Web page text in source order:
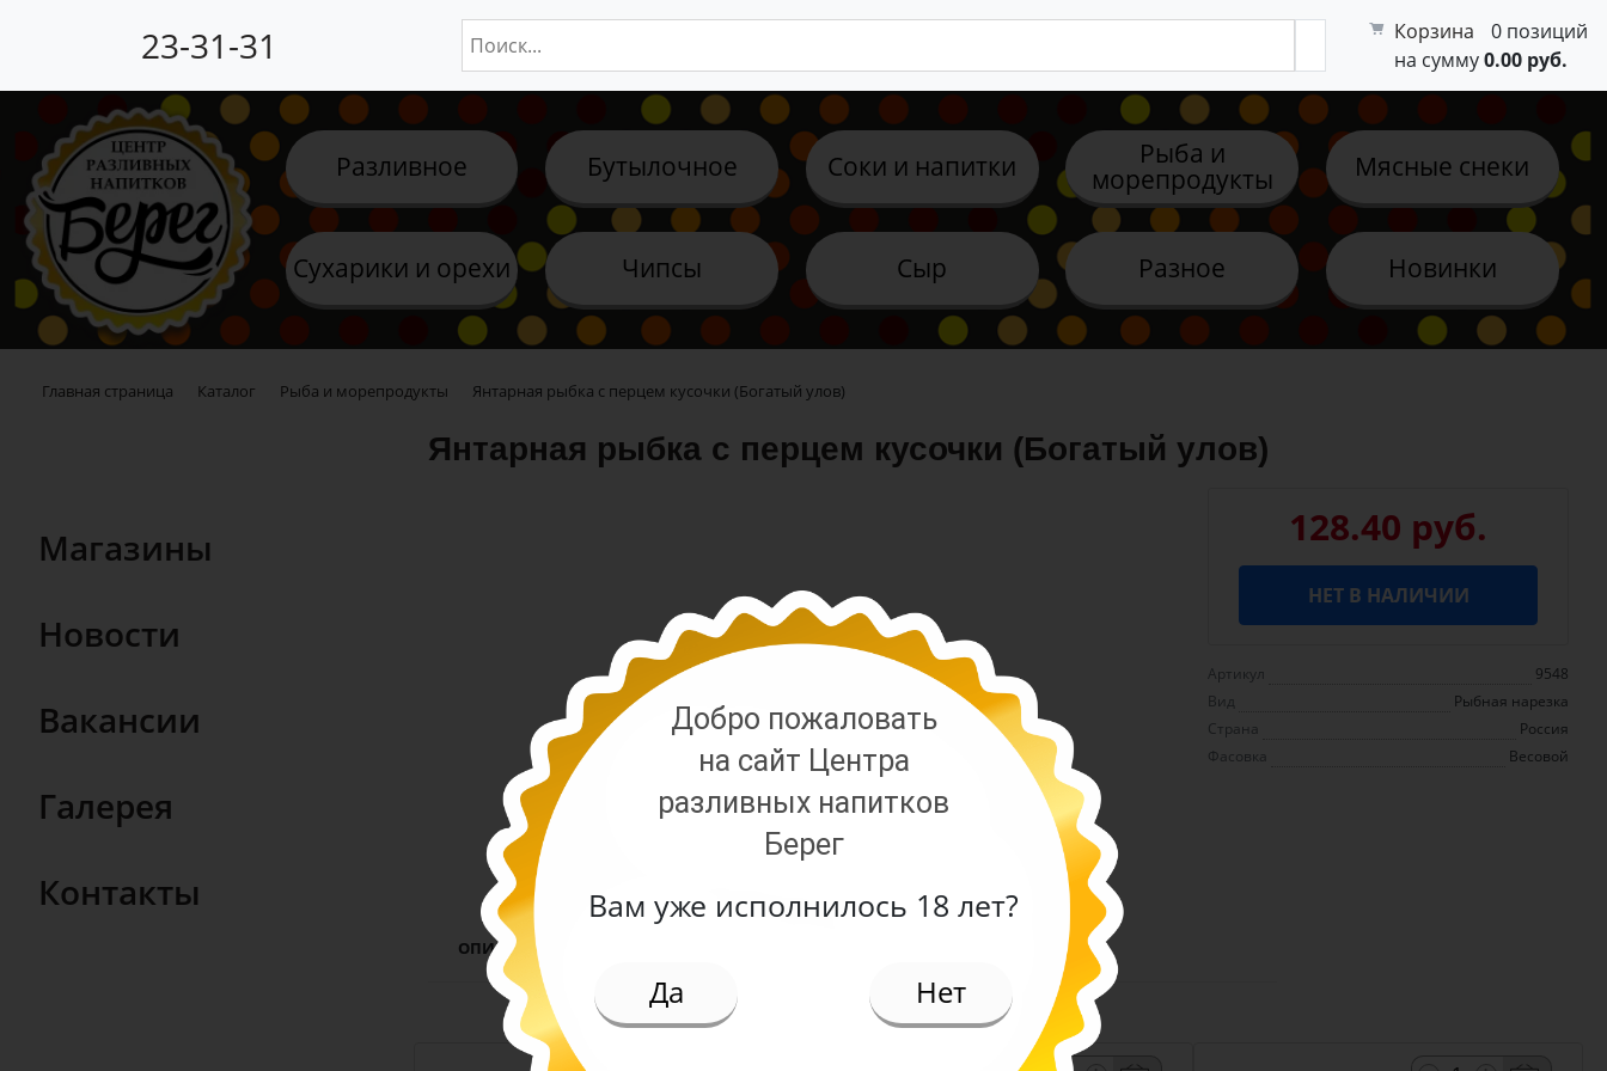
23-31-31 Корзина
0 позиций
на сумму0.00 руб.
Разливное Бутылочное Соки и напитки Рыба и
морепродукты Мясные снеки
Сухарики и орехи Чипсы Сыр Разное Новинки
Главная страница Каталог Рыба и морепродукты Янтарная рыбка с перцем кусочки (Богатый улов)
Магазины
Новости
Вакансии
Галерея
Контакты
Янтарная рыбка с перцем кусочки (Богатый улов)
128.40 руб.
НЕТ В НАЛИЧИИ
Артикул
9548
Вид
Рыбная нарезка
Страна
Россия
Фасовка
Весовой
ОПИСАНИЕ
Добро пожаловать
на сайт Центра
разливных напитков
Берег
Вам уже исполнилось 18 лет?
Да Нет